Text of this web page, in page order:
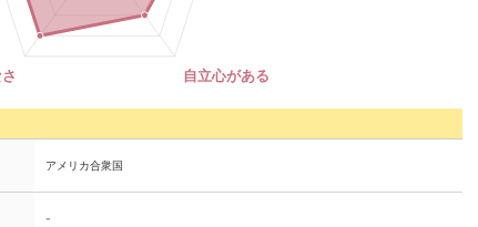
アメリカ合衆国
-